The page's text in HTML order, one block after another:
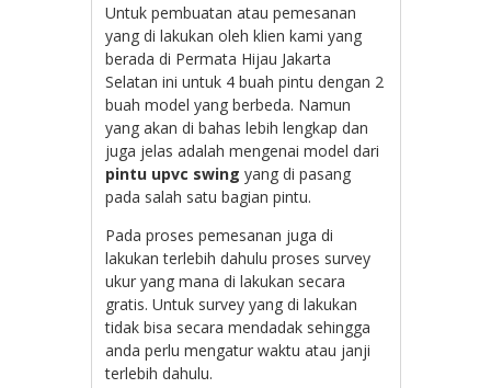
Untuk pembuatan atau pemesanan
yang di lakukan oleh klien kami yang
berada di Permata Hijau Jakarta
Selatan ini untuk 4 buah pintu dengan 2
buah model yang berbeda. Namun
yang akan di bahas lebih lengkap dan
juga jelas adalah mengenai model dari
pintu upvc swing yang di pasang
pada salah satu bagian pintu.
Pada proses pemesanan juga di
lakukan terlebih dahulu proses survey
ukur yang mana di lakukan secara
gratis. Untuk survey yang di lakukan
tidak bisa secara mendadak sehingga
anda perlu mengatur waktu atau janji
terlebih dahulu.